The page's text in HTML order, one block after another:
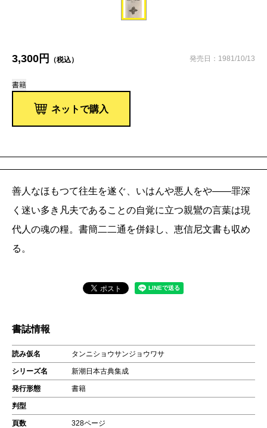
3,300円 （税込） 発売日：1981/10/13
書籍
ネットで購入
善人なほもつて往生を遂ぐ、いはんや悪人をや――罪深
く迷い多き凡夫であることの自覚に立つ親鸞の言葉は現
代人の魂の糧。書簡二二通を併録し、恵信尼文書も収め
る。
書誌情報
読み仮名 タンニショウサンジョウワサ
シリーズ名 新潮日本古典集成
発行形態 書籍
判型
頁数 328ページ